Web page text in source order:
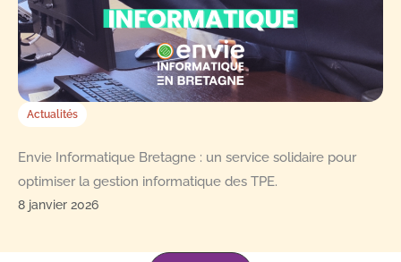
Actualités
Envie Informatique Bretagne : un service solidaire pour
optimiser la gestion informatique des TPE.
8 janvier 2026